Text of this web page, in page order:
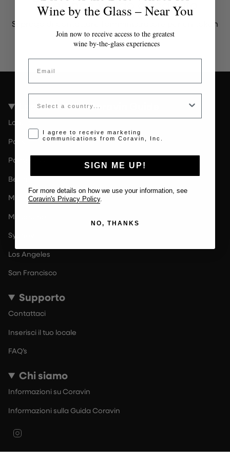
Token non valido o scaduto
Si prega di contattare l'amministratore per un token
valido.
Località della Coravin Guide
Londra
Paris
Paesi Bassi
Berlin
Milano
Melbourne
Sydney
Los Angeles
San Francisco
Supporto
Contattaci
Inserisci il tuo locale
FAQ’s
Chi siamo
Informazioni su Coravin
Informazioni sulla Guida Coravin
Wine by the Glass – Near You
Join now to receive access to the greatest
wine by-the-glass experiences
Email
Country
Opt-in disclaimer
I agree to receive marketing
communications from Coravin, Inc.
SIGN ME UP!
For more details on how we use your information, see
Coravin's Privacy Policy.
NO, THANKS